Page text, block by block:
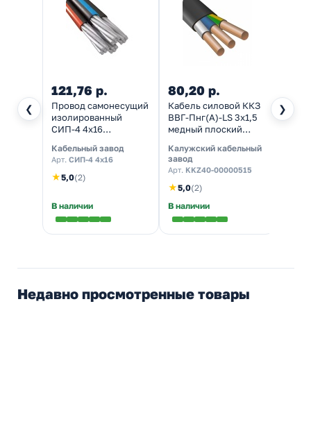
❮ ❯
121,76 р.
Провод самонесущий
изолированный
СИП-4 4х16
Кабельный завод
Арт. СИП-4 4х16
★5,0(2)
В наличии
80,20 р.
Кабель силовой ККЗ
ВВГ-Пнг(А)-LS 3х1,5
медный плоский
Калужский кабельный
завод
Арт. KKZ40-00000515
★5,0(2)
В наличии
ВВГ-
Недавно просмотренные товары